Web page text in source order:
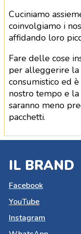
Cuciniamo
coinvolgiamo i
affidando loro
Fare delle cose
per alleggerire la
consumistico ed
nostro tempo e
saranno meno
pacchetti.
IL BRAND
Facebook
YouTube
Instagram